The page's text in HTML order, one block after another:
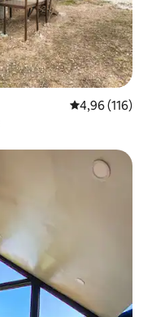
Évaluation
4,96 (116)